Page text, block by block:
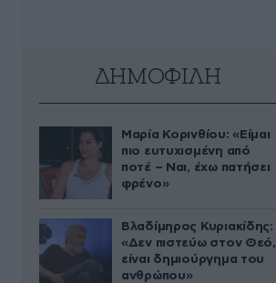
ΔΗΜΟΦΙΛΗ
Μαρία Κορινθίου: «Είμαι
πιο ευτυχισμένη από
ποτέ – Ναι, έχω πατήσει
φρένο»
Βλαδίμηρος Κυριακίδης:
«Δεν πιστεύω στον Θεό,
είναι δημιούργημα του
ανθρώπου»